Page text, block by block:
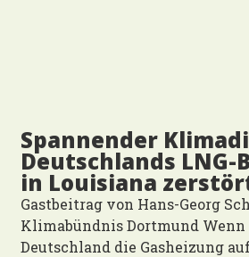
Spannender
Deutschlands LNG-
in Louisiana
Gastbeitrag von Hans-Georg
Klimabündnis Dortmund
Deutschland die Gasheizung